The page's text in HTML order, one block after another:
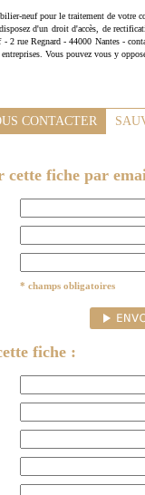
neuf pour le traitement de votre
d'un droit d'accès, de
2 rue Regnard - 44000 Nantes -
Vous pouvez vous y
CONTACTER
cette fiche par
* champs obligatoires
fiche :